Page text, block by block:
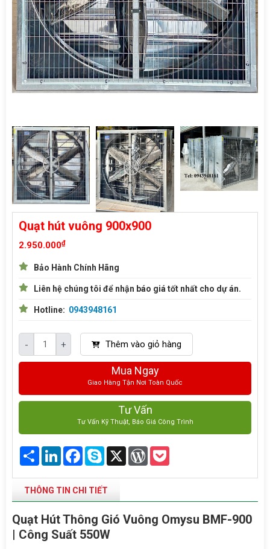
Quạt hút vuông 900x900
2.950.000₫
Bảo Hành Chính Hãng
Liên hệ chúng tôi để nhận báo giá tốt nhất cho dự án.
Hotline: 0943948161
- + Thêm vào giỏ hàng
Mua Ngay
Giao Hàng Tận Nơi Toàn Quốc
Tư Vấn
Tư Vấn Kỹ Thuật, Báo Giá Công Trình
Share LinkedInFacebook
Skype X WordPress
THÔNG TIN CHI TIẾT
Quạt Hút Thông Gió Vuông Omysu BMF-900
| Công Suất 550W